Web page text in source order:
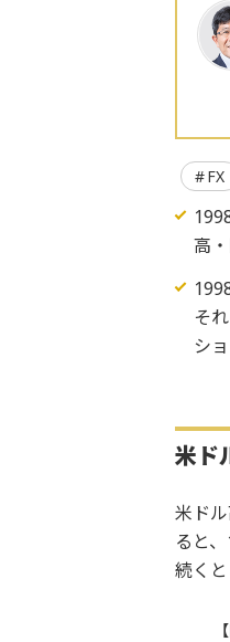
FX
高
そ
シ
米ド
米ド
ると
続く